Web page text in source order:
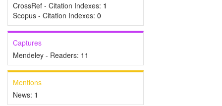
CrossRef - Citation Indexes: 1
Scopus - Citation Indexes: 0
Captures
Mendeley - Readers: 11
Mentions
News: 1